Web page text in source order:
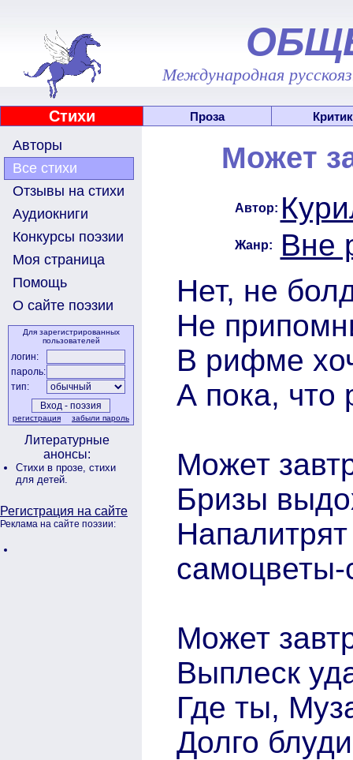
Международная
Стихи Проза
Авторы
Все стихи
Отзывы на стихи
Аудиокниги
Конкурсы поэзии
Моя страница
Помощь
О сайте поэзии
Для зарегистрированных
пользователей
логин:
пароль:
тип:
регистрация забыли пароль
Литературные
анонсы:
Стихи в прозе, стихи
для детей.
Регистрация на сайте
Реклама на сайте поэзии:
Может
Автор:
Жанр:
Вне
Нет, не
Не
В рифме
А пока, что
Может
Бризы
самоцветы-
Может
Выплеск
Где ты,
Долго